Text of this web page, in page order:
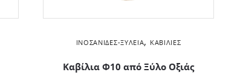
ΙΝΟΣΑΝΊΔΕΣ-ΞΥΛΕΊΑ, ΚΑΒΊΛΙΕΣ
Καβίλια Φ10 από Ξύλο Οξιάς